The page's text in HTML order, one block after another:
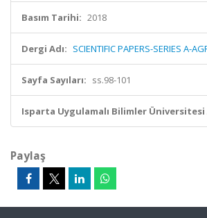
Basım Tarihi: 2018
Dergi Adı: SCIENTIFIC PAPERS-SERIES A-
Sayfa Sayıları: ss.98-101
Isparta Uygulamalı Bilimler
Paylaş